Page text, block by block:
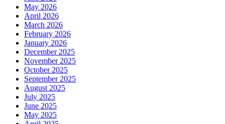
May 2026
April 2026
March 2026
February 2026
January 2026
December 2025
November 2025
October 2025
September 2025
August 2025
July 2025
June 2025
May 2025